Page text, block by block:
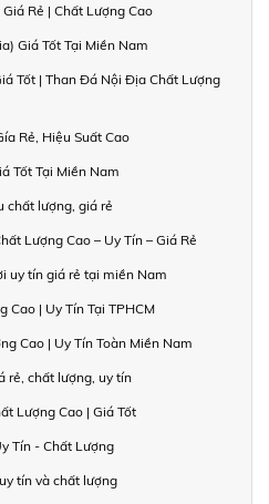
Rẻ | Chất Lượng Cao
Giá Tốt Tại Miền Nam
Tốt | Than Đá Nội Địa Chất Lượng
Rẻ, Hiệu Suất Cao
Tốt Tại Miền Nam
chất lượng, giá rẻ
Lượng Cao – Uy Tín – Giá Rẻ
uy tín giá rẻ tại miền Nam
Cao | Uy Tín Tại TPHCM
Cao | Uy Tín Toàn Miền Nam
rẻ, chất lượng, uy tín
Lượng Cao | Giá Tốt
Tín - Chất Lượng
tín và chất lượng